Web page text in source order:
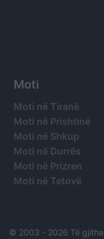
Moti
Moti në Tiranë
Moti në Prishtinë
Moti në Shkup
Moti në Durrës
Moti në Prizren
Moti në Tetovë
© 2003 - 2026 Të